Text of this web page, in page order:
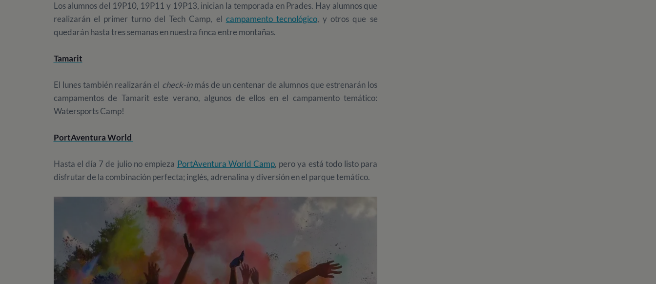
Los alumnos del 19P10, 19P11 y 19P13, inician la temporada en Prades. Hay alumnos que
realizarán el primer turno del Tech Camp, el campamento tecnológico, y otros que se
quedarán hasta tres semanas en nuestra finca entre montañas.
Tamarit
El lunes también realizarán el check-inmás de un centenar de alumnos que estrenarán los
campamentos de Tamarit este verano, algunos de ellos en el campamento temático:
Watersports Camp!
PortAventura World
Hasta el día 7 de julio no empieza PortAventura World Camp, pero ya está todo listo para
disfrutar de la combinación perfecta; inglés, adrenalina y diversión en el parque temático.